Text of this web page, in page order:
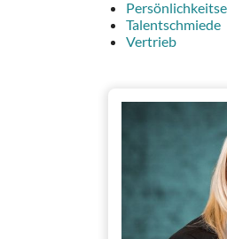
Talentschmiede
Vertrieb